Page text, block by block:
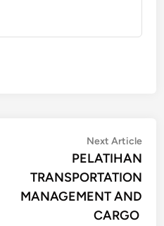
Next Article
PELATIHAN
TRANSPORTATION
MANAGEMENT AND
CARGO